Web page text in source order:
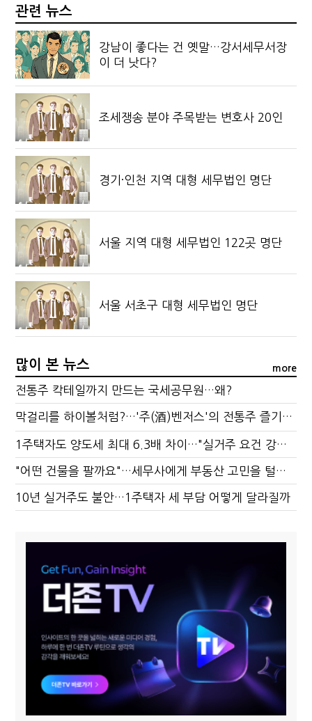
관련 뉴스
강남이 좋다는 건 옛말…강서세무서장
이 더 낫다?
조세쟁송 분야 주목받는 변호사 20인
경기·인천 지역 대형 세무법인 명단
서울 지역 대형 세무법인 122곳 명단
서울 서초구 대형 세무법인 명단
많이 본 뉴스 more
전통주 칵테일까지 만드는 국세공무원…왜?
막걸리를 하이볼처럼?…'주(酒)벤저스'의 전통주 즐기는 법
1주택자도 양도세 최대 6.3배 차이…"실거주 요건 강화하자"
"어떤 건물을 팔까요"…세무사에게 부동산 고민을 털어놓는 이유
10년 실거주도 불안…1주택자 세 부담 어떻게 달라질까